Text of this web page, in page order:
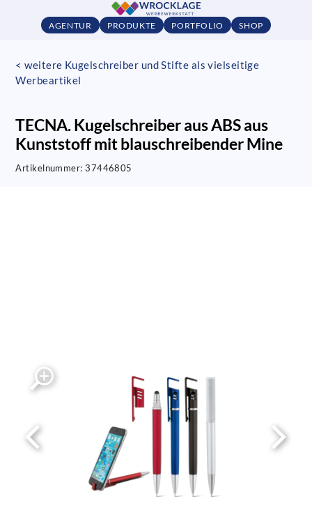
AGENTUR PRODUKTE PORTFOLIO SHOP
< weitere Kugelschreiber und Stifte als vielseitige
Werbeartikel
TECNA. Kugelschreiber aus ABS aus
Kunststoff mit blauschreibender Mine
Artikelnummer:37446805